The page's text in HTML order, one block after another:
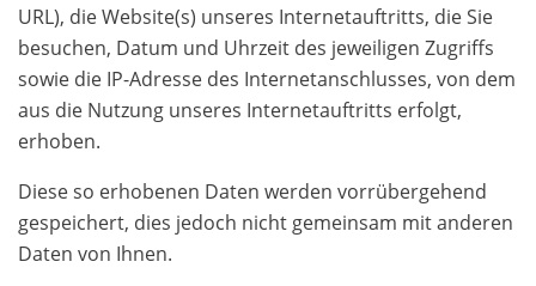
URL), die Website(s) unseres Internetauftritts, die Sie
besuchen, Datum und Uhrzeit des jeweiligen Zugriffs
sowie die IP-Adresse des Internetanschlusses, von dem
aus die Nutzung unseres Internetauftritts erfolgt,
erhoben.
Diese so erhobenen Daten werden vorrübergehend
gespeichert, dies jedoch nicht gemeinsam mit anderen
Daten von Ihnen.